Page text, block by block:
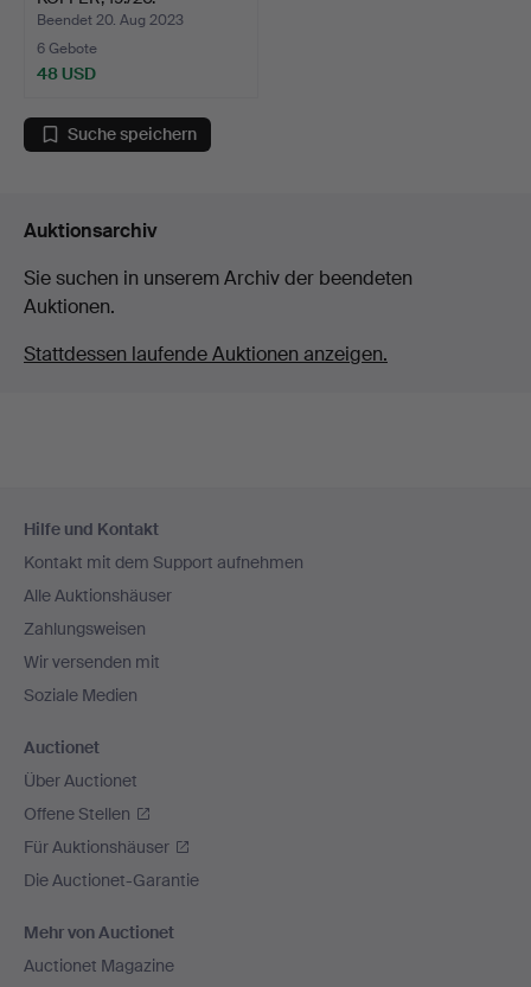
Jahrhundert.
Beendet 20. Aug 2023
6 Gebote
48 USD
Suche speichern
Auktionsarchiv
Sie suchen in unserem Archiv der beendeten
Auktionen.
Stattdessen laufende Auktionen anzeigen.
Navigation
Hilfe und Kontakt
Kontakt mit dem Support aufnehmen
Alle Auktionshäuser
Zahlungsweisen
Wir versenden mit
Soziale Medien
Auctionet
Über Auctionet
Offene Stellen
Für Auktionshäuser
Die Auctionet-Garantie
Mehr von Auctionet
Auctionet Magazine